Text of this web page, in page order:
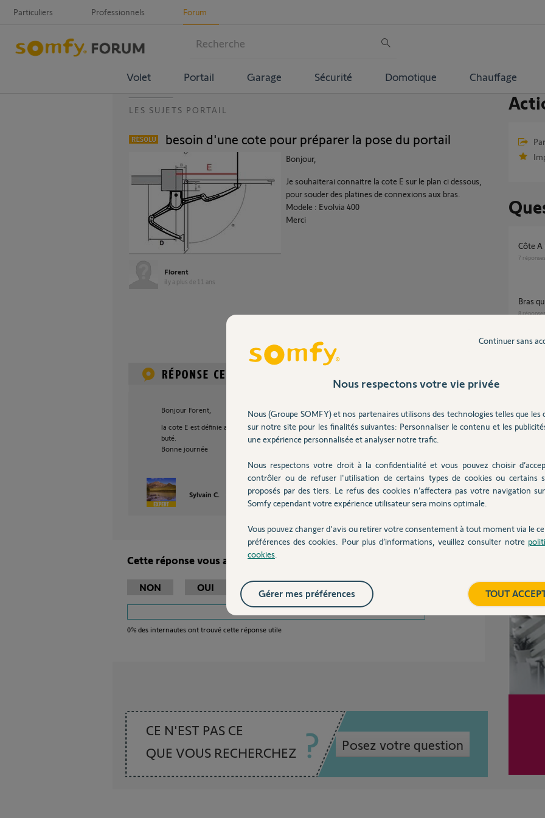
Particuliers Professionnels Forum
Volet Portail Garage Sécurité Domotique Chauffage
LES SUJETS PORTAIL
besoin d'une cote pour préparer la pose du portail
Bonjour,
Je souhaiterai connaitre la cote E sur le plan ci dessous,
pour souder des platines de connexions aux bras.
Modele : Evolvia 400
Merci
Florent
il y a plus de 11 ans
Partager cette question
Participer au fil de discussion
Bonjour Forent,
la cote E est définie après montage du moteur et des bras, bras bien poussé portail fermé en
buté.
Bonne journée
Sylvain C. il y a plus de 11 ans
Cette réponse vous a-t-elle aidé ?
NON OUI
0% des internautes ont trouvé cette réponse utile
CE N'EST PAS CE
QUE VOUS RECHERCHEZ
Posez votre question
Côte
7 réponses
Bras
8 réponses
Besoin d'explication branchement fils moteur
portail?
7réponses
Nous respectons votre vie privée
Nous (Groupe SOMFY) et nos partenaires utilisons des technologies telles que les
sur notre site pour les finalités suivantes: Personnaliser le contenu et les
une expérience personnalisée et analyser notre trafic.
Nous respectons votre droit à la confidentialité et vous pouvez choisir
contrôler ou de refuser l'utilisation de certains types de cookies ou certains
proposés par des tiers. Le refus des cookies n’affectera pas votre navigation
Somfy cependant votre expérience utilisateur sera moins optimale.
Vous pouvez changer d'avis ou retirer votre consentement à tout moment via le
préférences des cookies. Pour plus d’informations, veuillez consulter notre
cookies
Continuer sans
TOUT
Gérer mes préférences